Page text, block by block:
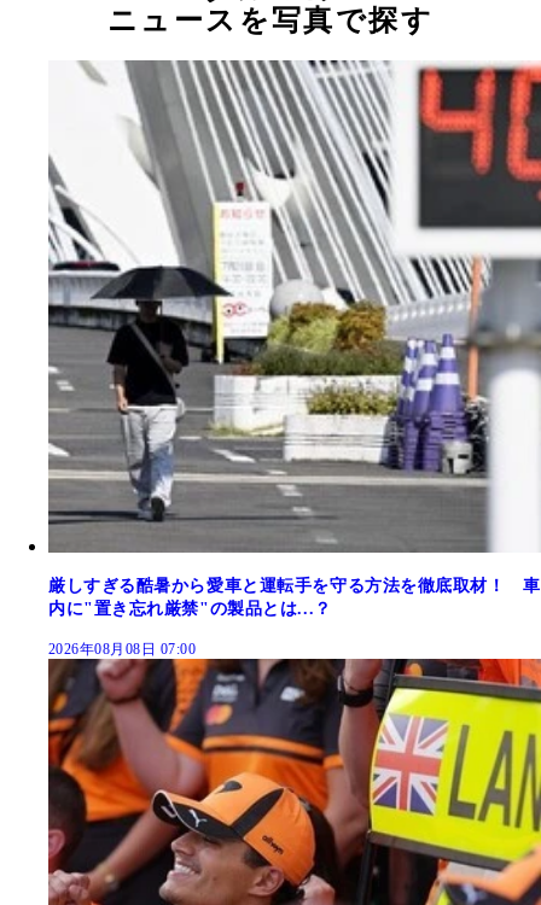
ニュースを写真で探す
厳しすぎる酷暑から愛車と運転手を守る方法を徹底取材！ 車
内に"置き忘れ厳禁"の製品とは...？
2026年08月08日 07:00